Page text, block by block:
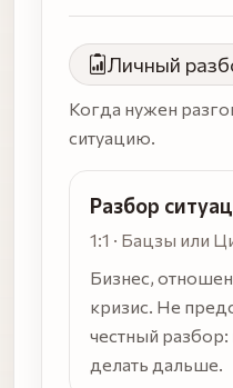
Личный
Когда нужен
ситуацию.
Разбор
1:1 · Бацзы или
Бизнес,
кризис. Не
честный разбор:
делать дальше.